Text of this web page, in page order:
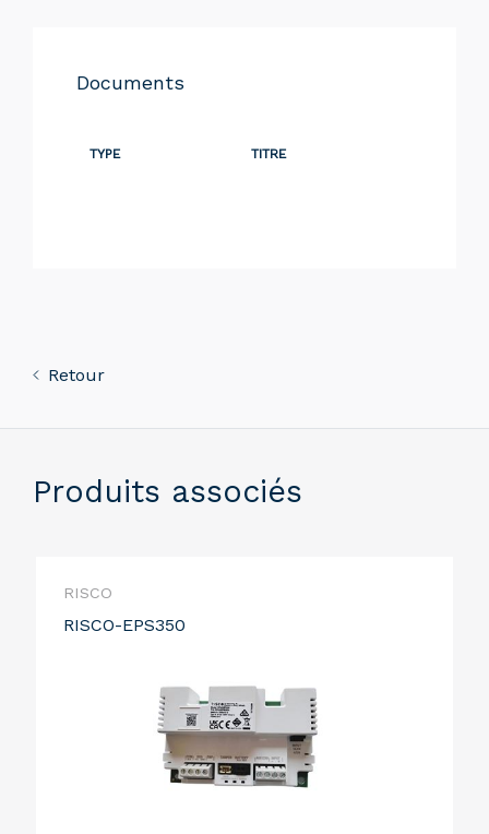
Documents
TYPE TITRE
Retour
Produits associés
RISCO
RISCO-EPS350